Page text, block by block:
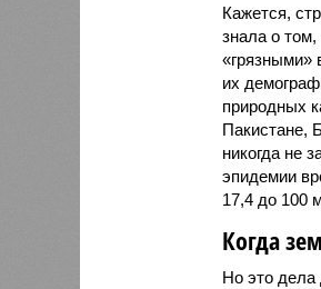
Кажется,
знала о
«грязными»
их
природных
Пакистане,
никогда не
эпидемии
17,4 до 100
Когда
Но это